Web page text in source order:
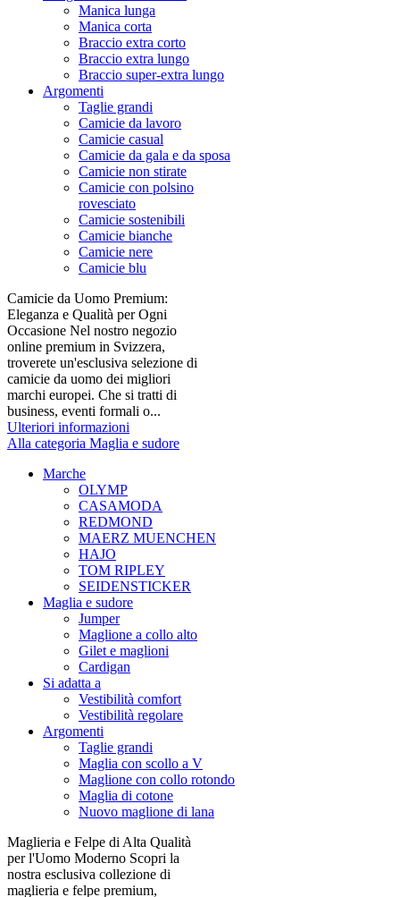
Manica lunga
Manica corta
Braccio extra corto
Braccio extra lungo
Braccio super-extra lungo
Argomenti
Taglie grandi
Camicie da lavoro
Camicie casual
Camicie da gala e da sposa
Camicie non stirate
Camicie con polsino
rovesciato
Camicie sostenibili
Camicie bianche
Camicie nere
Camicie blu
Camicie da Uomo Premium:
Eleganza e Qualità per Ogni
Occasione Nel nostro negozio
online premium in Svizzera,
troverete un'esclusiva selezione di
camicie da uomo dei migliori
marchi europei. Che si tratti di
business, eventi formali o...
Ulteriori informazioni
Alla categoria Maglia e sudore
Marche
OLYMP
CASAMODA
REDMOND
MAERZ MUENCHEN
HAJO
TOM RIPLEY
SEIDENSTICKER
Maglia e sudore
Jumper
Maglione a collo alto
Gilet e maglioni
Cardigan
Si adatta a
Vestibilità comfort
Vestibilità regolare
Argomenti
Taglie grandi
Maglia con scollo a V
Maglione con collo rotondo
Maglia di cotone
Nuovo maglione di lana
Maglieria e Felpe di Alta Qualità
per l'Uomo Moderno Scopri la
nostra esclusiva collezione di
maglieria e felpe premium,